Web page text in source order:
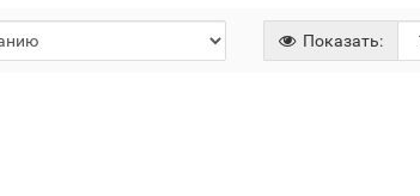
Показать: